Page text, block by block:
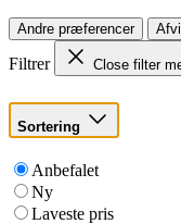
Andre præferencer
Filtrer Close filter
Sortering
Anbefalet
Ny
Laveste pris